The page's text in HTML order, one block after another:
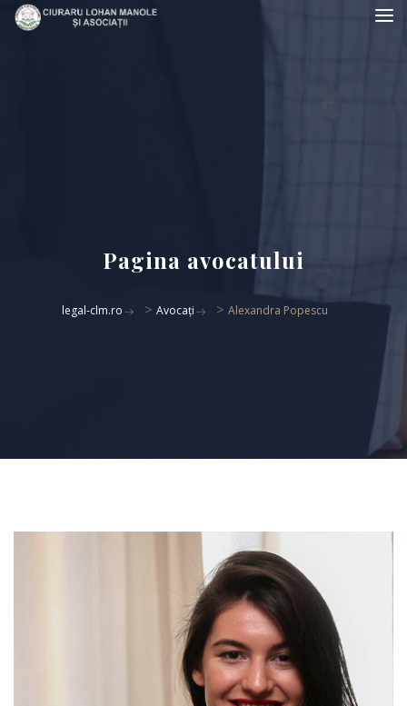
Pagina avocatului
legal-clm.ro > Avocați > Alexandra Popescu